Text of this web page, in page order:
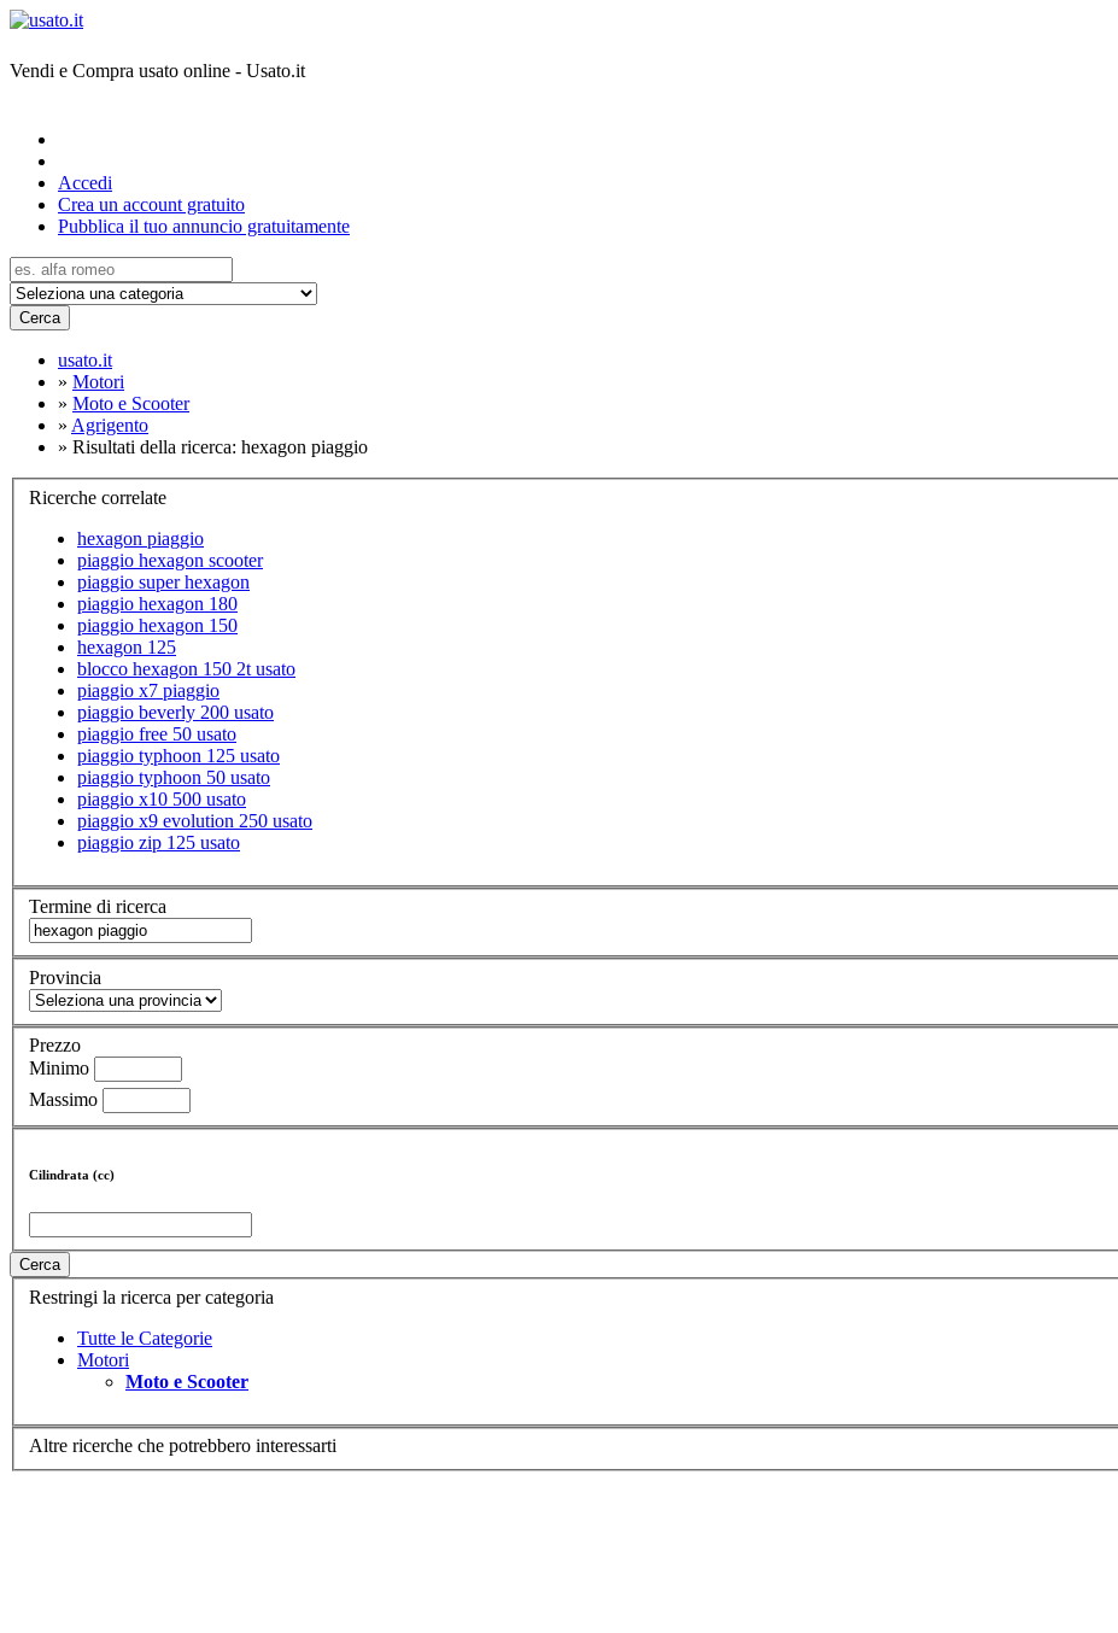
Vendi e Compra usato online - Usato.it
Accedi
Crea un account gratuito
Pubblica il tuo annuncio gratuitamente
Cerca
usato.it
» Motori
» Moto e Scooter
» Agrigento
» Risultati della ricerca: hexagon piaggio
Ricerche correlate
hexagon piaggio
piaggio hexagon scooter
piaggio super hexagon
piaggio hexagon 180
piaggio hexagon 150
hexagon 125
blocco hexagon 150 2t usato
piaggio x7 piaggio
piaggio beverly 200 usato
piaggio free 50 usato
piaggio typhoon 125 usato
piaggio typhoon 50 usato
piaggio x10 500 usato
piaggio x9 evolution 250 usato
piaggio zip 125 usato
Termine di ricerca
Provincia
Prezzo
Minimo
Massimo
Cilindrata (cc)
Cerca
Restringi la ricerca per categoria
Tutte le Categorie
Motori
Moto e Scooter
Altre ricerche che potrebbero interessarti